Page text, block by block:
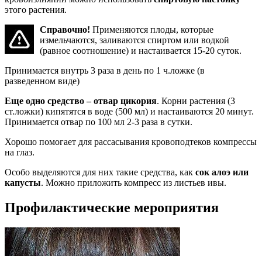
этого растения.
Справочно! Применяются плоды, которые
измельчаются, заливаются спиртом или водкой
(равное соотношение) и настаивается 15-20 суток.
Принимается внутрь 3 раза в день по 1 ч.ложке (в
разведенном виде)
Еще одно средство – отвар цикория. Корни растения (3
ст.ложки) кипятятся в воде (500 мл) и настаиваются 20 минут.
Принимается отвар по 100 мл 2-3 раза в сутки.
Хорошо помогает для рассасывания кровоподтеков компрессы
на глаз.
Особо выделяются для них такие средства, как сок алоэ или
капусты. Можно приложить компресс из листьев ивы.
Профилактические мероприятия